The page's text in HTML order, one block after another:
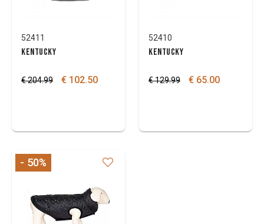
52411
KENTUCKY
€ 204.99 € 102.50
52410
KENTUCKY
€ 129.99 € 65.00
- 50%